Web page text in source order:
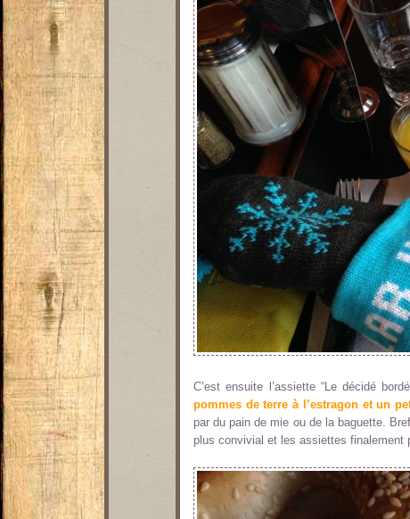
C’est ensuite l’assiette “Le décidé
pommes de terre à l’estragon et un
par du pain de mie ou de la baguette.
plus convivial et les assiettes finalement